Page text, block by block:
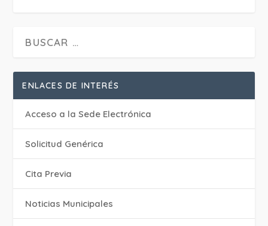
ENLACES DE INTERÉS
Acceso a la Sede Electrónica
Solicitud Genérica
Cita Previa
‎Noticias Municipales